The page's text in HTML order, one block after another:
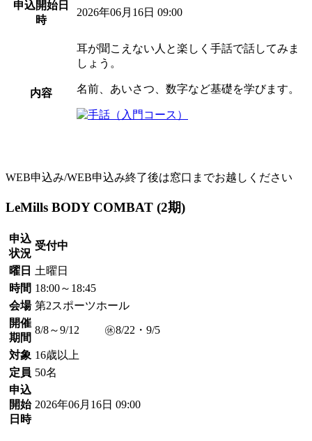
申込開始日
時
2026年06月16日 09:00
内容
耳が聞こえない人と楽しく手話で話してみま
しょう。
名前、あいさつ、数字など基礎を学びます。
WEB申込み/WEB申込み終了後は窓口までお越しください
LeMills BODY COMBAT (2期)
申込
状況
受付中
曜日 土曜日
時間 18:00～18:45
会場 第2スポーツホール
開催
期間
8/8～9/12 ㊡8/22・9/5
対象 16歳以上
定員 50名
申込
開始
日時
2026年06月16日 09:00